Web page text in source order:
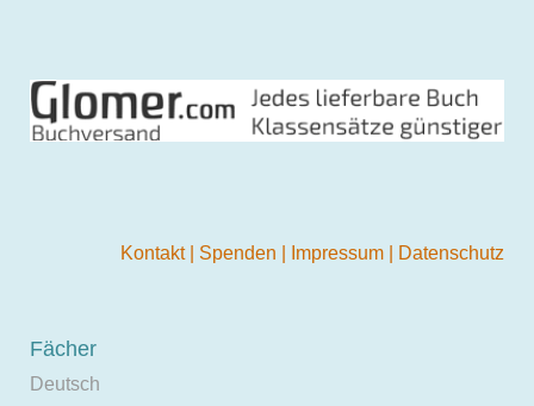
Kontakt Spenden Impressum Datenschutz
Fächer
Deutsch